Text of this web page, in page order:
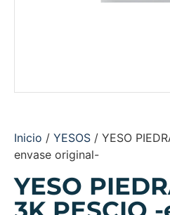
Inicio / YESOS / YESO
envase original-
YESO